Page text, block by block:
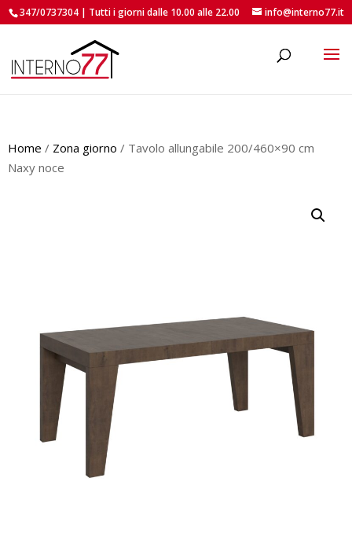
347/0737304 | Tutti i giorni dalle 10.00 alle 22.00 info@interno77.it
Home / Zona giorno / Tavolo allungabile 200/460×90 cm
Naxy noce